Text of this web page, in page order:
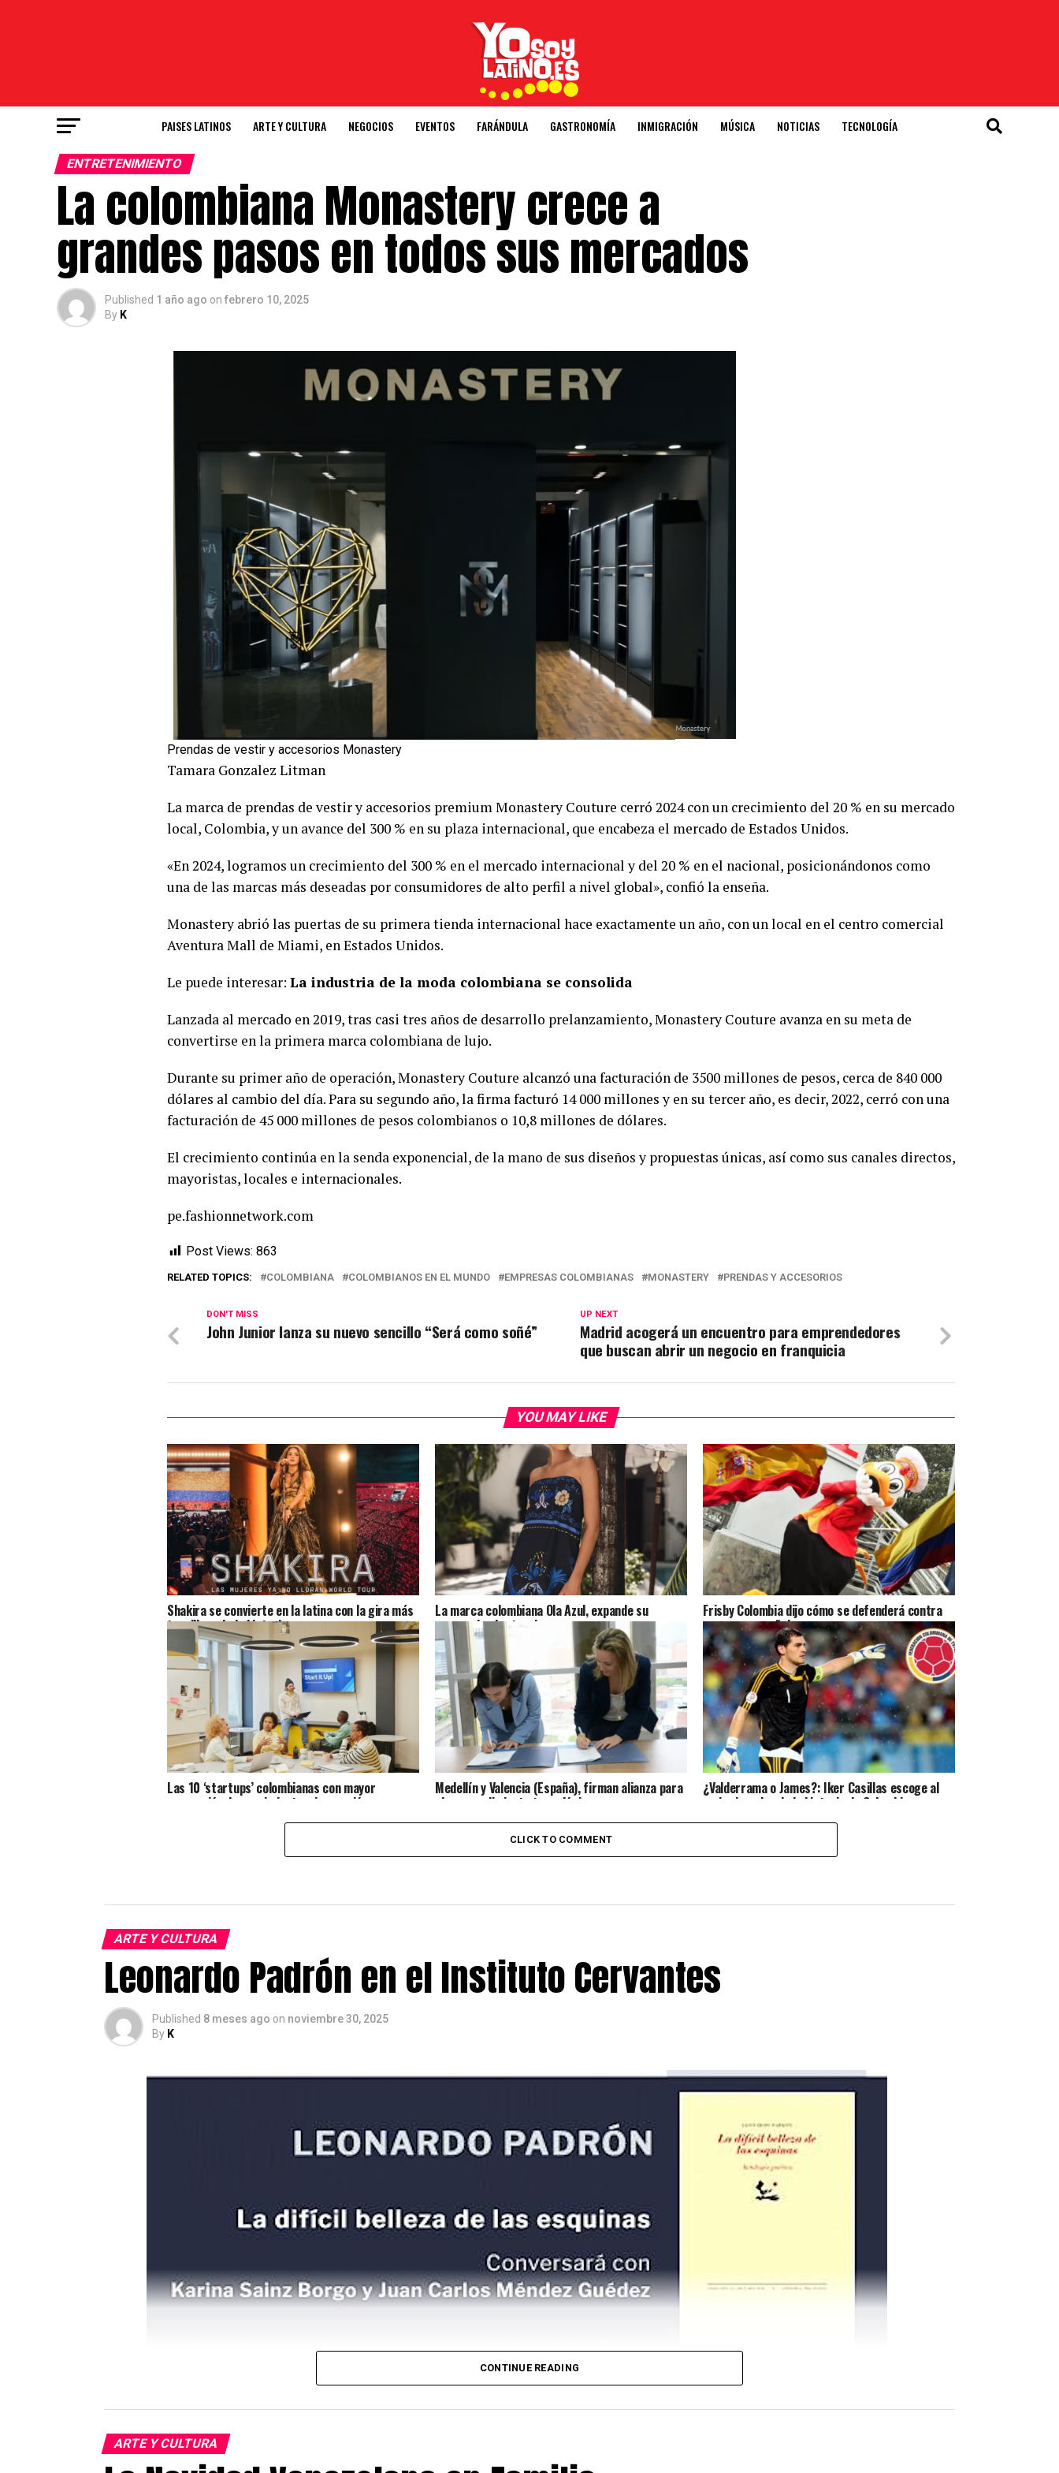
PAISES LATINOS ARTE Y CULTURA NEGOCIOS EVENTOS FARÁNDULA GASTRONOMÍA INMIGRACIÓN MÚSICA NOTICIAS TECNOLOGÍA
ENTRETENIMIENTO
La colombiana Monastery crece a
grandes pasos en todos sus mercados
Published 1 año ago on febrero 10, 2025
By K
Prendas de vestir y accesorios Monastery
Tamara Gonzalez Litman
La marca de prendas de vestir y accesorios premium Monastery Couture cerró 2024 con un crecimiento del 20 % en su mercado
local, Colombia, y un avance del 300 % en su plaza internacional, que encabeza el mercado de Estados Unidos.
«En 2024, logramos un crecimiento del 300 % en el mercado internacional y del 20 % en el nacional, posicionándonos como
una de las marcas más deseadas por consumidores de alto perfil a nivel global», confió la enseña.
Monastery abrió las puertas de su primera tienda internacional hace exactamente un año, con un local en el centro comercial
Aventura Mall de Miami, en Estados Unidos.
Le puede interesar: La industria de la moda colombiana se consolida
Lanzada al mercado en 2019, tras casi tres años de desarrollo prelanzamiento, Monastery Couture avanza en su meta de
convertirse en la primera marca colombiana de lujo.
Durante su primer año de operación, Monastery Couture alcanzó una facturación de 3500 millones de pesos, cerca de 840 000
dólares al cambio del día. Para su segundo año, la firma facturó 14 000 millones y en su tercer año, es decir, 2022, cerró con una
facturación de 45 000 millones de pesos colombianos o 10,8 millones de dólares.
El crecimiento continúa en la senda exponencial, de la mano de sus diseños y propuestas únicas, así como sus canales directos,
mayoristas, locales e internacionales.
pe.fashionnetwork.com
Post Views: 863
RELATED TOPICS: COLOMBIANA COLOMBIANOS EN EL MUNDO EMPRESAS COLOMBIANAS MONASTERY PRENDAS Y ACCESORIOS
UP NEXT
Madrid acogerá un encuentro para emprendedores
que buscan abrir un negocio en franquicia
DON'T MISS
John Junior lanza su nuevo sencillo “Será como soñé”
YOU MAY LIKE
Shakira se convierte en la latina con la gira más
taquillera de la historia
La marca colombiana Ola Azul, expande su
presencia al extranjero
Frisby Colombia dijo cómo se defenderá contra
empresa española
Las 10 ‘startups’ colombianas con mayor
proyección de crecimiento e innovación
Medellín y Valencia (España), firman alianza para
el emprendimiento tecnológico
¿Valderrama o James?: Iker Casillas escoge al
mejor jugador de la historia de Colombia
CLICK TO COMMENT
ARTE Y CULTURA
Leonardo Padrón en el Instituto Cervantes
Published 8 meses ago on noviembre 30, 2025
By K
Cartel del evento que se realizará en el Instituto Cervantes
CONTINUE READING
ARTE Y CULTURA